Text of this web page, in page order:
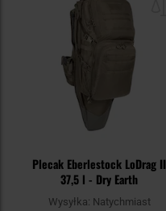
Plecak Eberlestock LoDrag II
37,5 l - Dry Earth
Wysyłka: Natychmiast